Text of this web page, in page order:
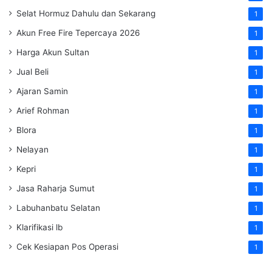
Selat Hormuz Dahulu dan Sekarang 1
Akun Free Fire Tepercaya 2026 1
Harga Akun Sultan 1
Jual Beli 1
Ajaran Samin 1
Arief Rohman 1
Blora 1
Nelayan 1
Kepri 1
Jasa Raharja Sumut 1
Labuhanbatu Selatan 1
Klarifikasi lb 1
Cek Kesiapan Pos Operasi 1